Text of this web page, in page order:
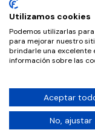
Copyright © 2024
Utilizamos cookies
Podemos utilizarlas
para mejorar nuestro
brindarle una excelente
información sobre las
Aceptar
No, ajustar